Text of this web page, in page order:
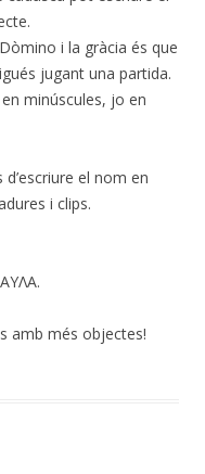
i la gràcia és que
jugant una partida.
minúscules, jo en
el nom en
i clips.
amb més objectes!